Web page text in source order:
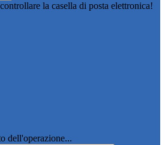
la casella di posta elettronica!
dell'operazione...